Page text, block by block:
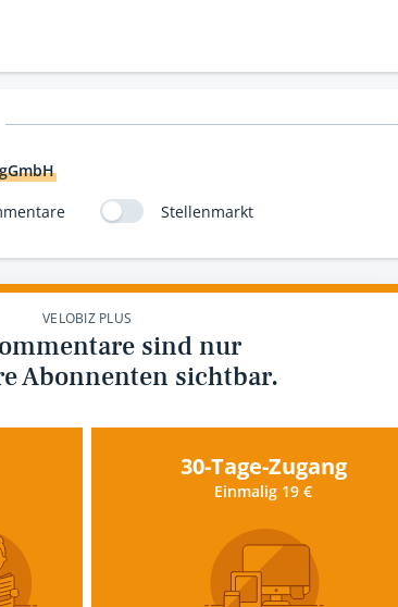
Stellenmarkt
VELOBIZ PLUS
sind nur
Abonnenten sichtbar.
30-Tage-Zugang
Einmalig 19 €